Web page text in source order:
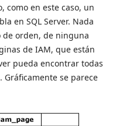
como en este caso, un
en SQL Server. Nada
orden, de ninguna
de IAM, que están
pueda encontrar todas
se parece